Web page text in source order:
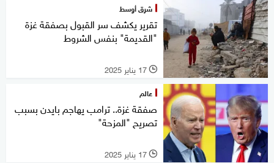
شرق أوسط
تقرير يكشف سر القبول بصفقة غزة
"القديمة" بنفس الشروط
l 17 يناير 2025
عالم
صفقة غزة.. ترامب يهاجم بايدن بسبب
تصريح "المزحة"
l 17 يناير 2025